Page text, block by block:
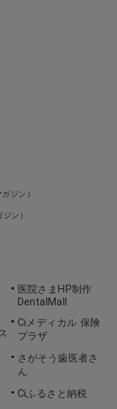
ジン）
ン）
医院さまHP制作
DentalMall
Ciメディカル 保険
プラザ
さがそう歯医者さ
ん
Ciふるさと納税